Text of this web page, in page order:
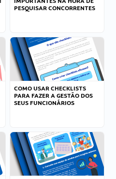
PESQUISAR CONCORRENTES
COMO USAR CHECKLISTS
PARA FAZER A GESTÃO DOS
SEUS FUNCIONÁRIOS